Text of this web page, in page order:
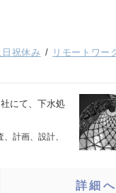
日祝休み リモートワー
にて、下水処
計画、設計、
詳細へ